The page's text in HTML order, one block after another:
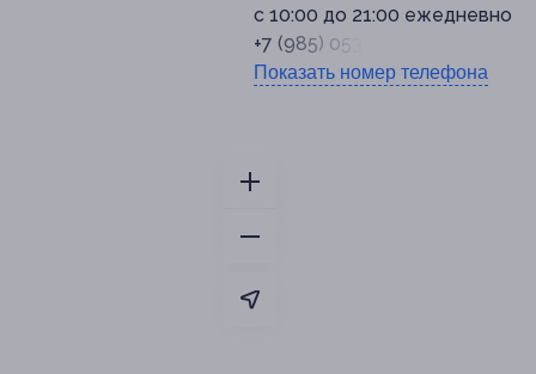
с 10:00 до 21:00 ежедневно
+7 (985) 053-47-61
Показать номер телефона